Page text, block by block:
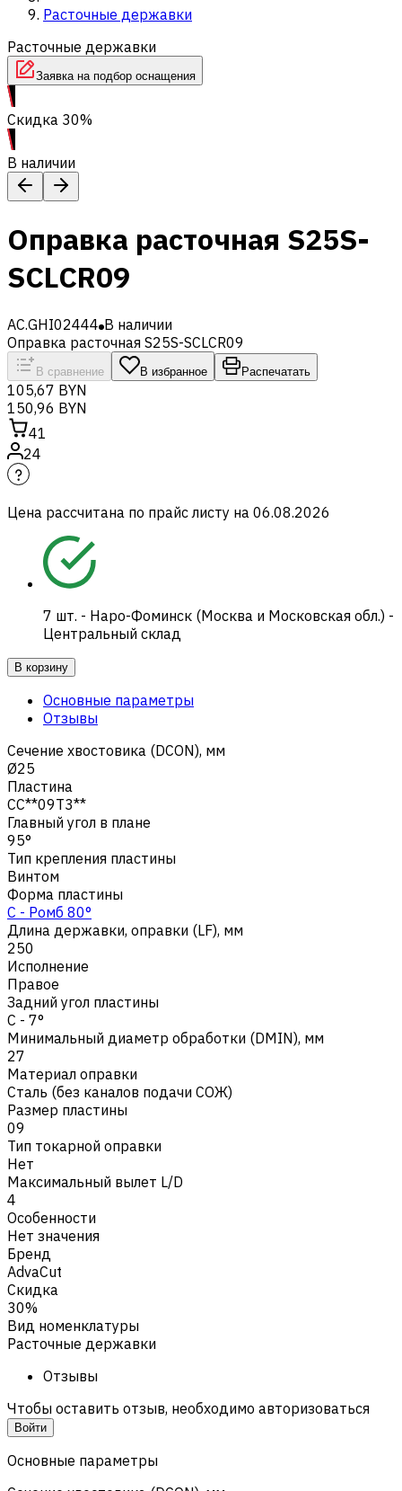
Расточные державки
Расточные державки
Заявка на подбор оснащения
Скидка 30%
В наличии
Оправка расточная S25S-
SCLCR09
AC.GHI02444 В наличии
Оправка расточная S25S-SCLCR09
В сравнение В избранное Распечатать
105,67 BYN
150,96 BYN
41
24
Цена рассчитана по прайс листу на 06.08.2026
7 шт. - Наро-Фоминск (Москва и Московская обл.) -
Центральный склад
В корзину
Основные параметры
Отзывы
Сечение хвостовика (DCON), мм
Ø25
Пластина
CC**09T3**
Главный угол в плане
95°
Тип крепления пластины
Винтом
Форма пластины
C - Ромб 80°
Длина державки, оправки (LF), мм
250
Исполнение
Правое
Задний угол пластины
C - 7°
Минимальный диаметр обработки (DMIN), мм
27
Материал оправки
Сталь (без каналов подачи СОЖ)
Размер пластины
09
Тип токарной оправки
Нет
Максимальный вылет L/D
4
Особенности
Нет значения
Бренд
AdvaCut
Скидка
30%
Вид номенклатуры
Расточные державки
Отзывы
Чтобы оставить отзыв, необходимо авторизоваться
Войти
Основные параметры